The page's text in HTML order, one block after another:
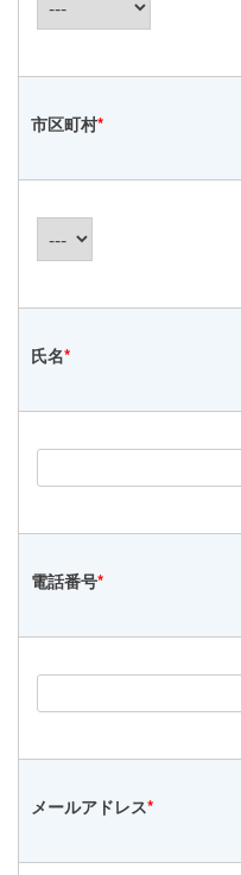
市区町村*
氏名*
電話番号*
メールアドレス*